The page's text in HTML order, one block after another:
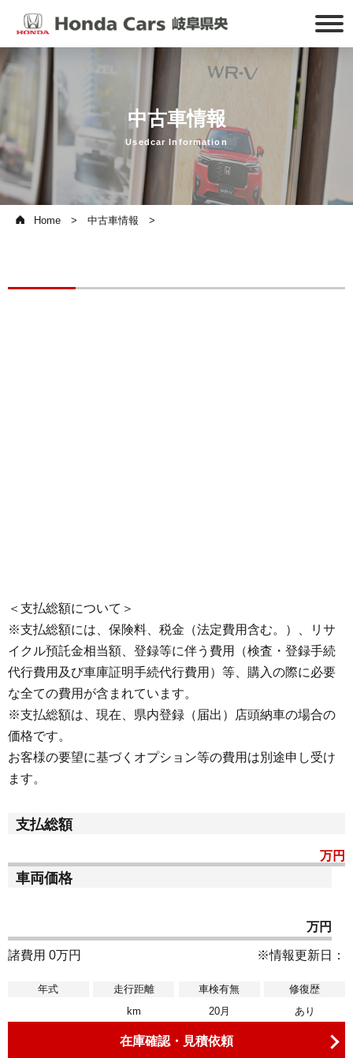
中古車情報
Usedcar Information
Home 中古車情報
＜支払総額について＞
※支払総額には、保険料、税金（法定費用含む。）、リサ
イクル預託金相当額、登録等に伴う費用（検査・登録手続
代行費用及び車庫証明手続代行費用）等、購入の際に必要
な全ての費用が含まれています。
※支払総額は、現在、県内登録（届出）店頭納車の場合の
価格です。
お客様の要望に基づくオプション等の費用は別途申し受け
ます。
支払総額
万円
車両価格
万円
諸費用 0万円 ※情報更新日：
年式
走行距離
km
車検有無
20月
修復歴
あり
在庫確認・見積依頼